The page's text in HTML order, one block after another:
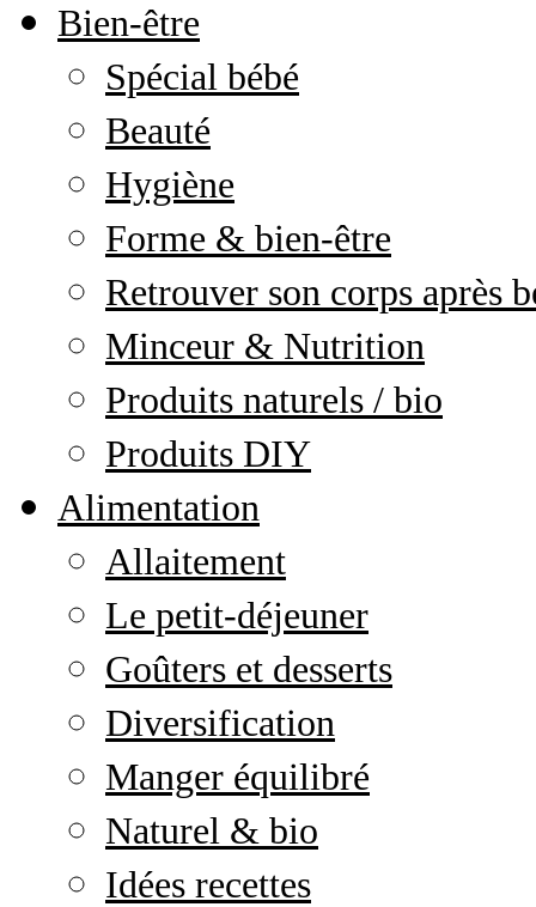
Bien-être
Spécial bébé
Beauté
Hygiène
Forme & bien-être
Retrouver son corps après
Minceur & Nutrition
Produits naturels / bio
Produits DIY
Alimentation
Allaitement
Le petit-déjeuner
Goûters et desserts
Diversification
Manger équilibré
Naturel & bio
Idées recettes